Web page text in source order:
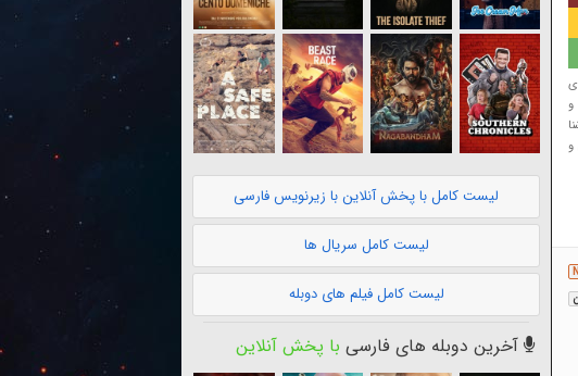
و
و
لیست کامل با پخش آنلاین با زیرنویس فارسی
لیست کامل سریال ها
لیست کامل فیلم های دوبله
آخرین دوبله های فارسی با پخش آنلاین